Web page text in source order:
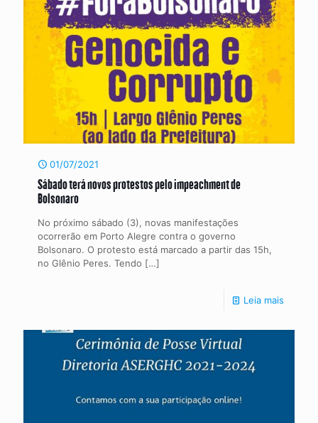
01/07/2021
Sábado terá novos protestos pelo impeachment de
Bolsonaro
No próximo sábado (3), novas manifestações
ocorrerão em Porto Alegre contra o governo
Bolsonaro. O protesto está marcado a partir das 15h,
no Glênio Peres. Tendo […]
Leia mais